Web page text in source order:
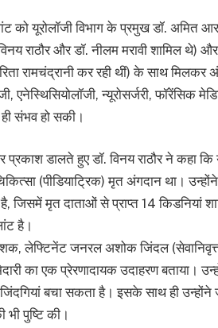
को यूरोलॉजी विभाग के प्रमुख डॉ. अमित
राठौर और डॉ. नीलम मरावी शामिल थे)
रामचंद्रानी कर रही थीं) के साथ मिलकर
एनेस्थिसियोलॉजी, न्यूरोसर्जरी, फॉरेंसिक
संभव हो सकी।
प्रकाश डालते हुए डॉ. विनय राठौर ने कहा
(पीडियाट्रिक) मृत अंगदान था।
जिसमें मृत दाताओं से प्राप्त 14 किडनियां
है।
लेफ्टिनेंट जनरल अशोक जिंदल
का एक प्रेरणादायक उदाहरण बताया।
बचा सकता है। इसके साथ ही
भी पुष्टि की।